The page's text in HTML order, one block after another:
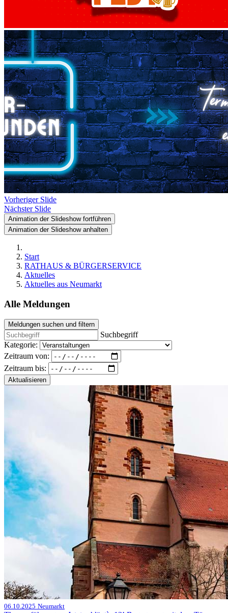
Vorheriger Slide
Nächster Slide
Animation der Slideshow fortführen
Animation der Slideshow anhalten
Start
RATHAUS & BÜRGERSERVICE
Aktuelles
Aktuelles aus Neumarkt
Alle Meldungen
Meldungen suchen und filtern
Suchbegriff
Kategorie:
Zeitraum von:
Zeitraum bis:
Aktualisieren
06.10.2025 Neumarkt